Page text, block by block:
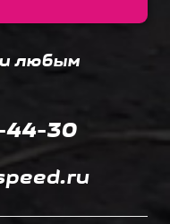
любым
44-30